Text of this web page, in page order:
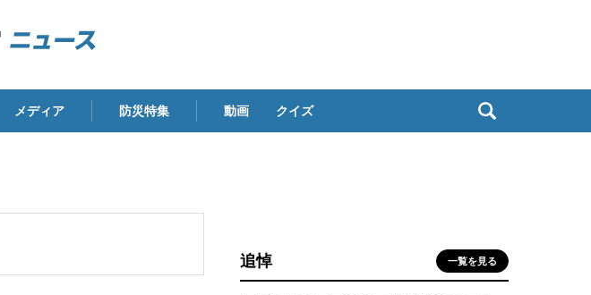
メディア 防災特集 動画 クイズ
追悼 一覧を見る